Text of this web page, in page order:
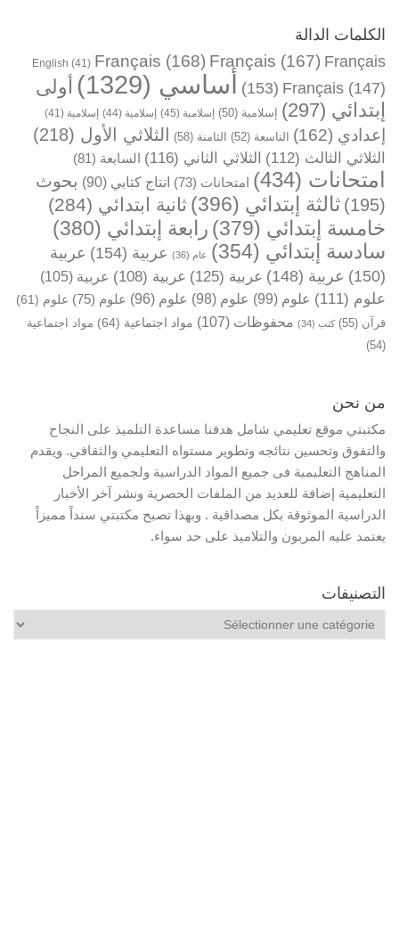
الكلمات الدالة
English (41) Français (168) Français (167) Français
(153) Français (147) أساسي (1329)
أولى
إبتدائي (297) إسلامية (50) إسلامية (45) إسلامية (44) إسلامية (41)
إعدادي (162) التاسعة (52) الثامنة (58) الثلاثي الأول (218)
الثلاثي الثالث (112) الثلاثي الثاني (116) السابعة (81)
امتحانات (434) امتحانات (73) انتاج كتابي (90)
بحوث
(195)
ثالثة إبتدائي (396) ثانية ابتدائي (284)
خامسة إبتدائي (379) رابعة إبتدائي (380)
سادسة إبتدائي (354) عام (36) عربية (154)
عربية
(150)
عربية (148) عربية (125) عربية (108) عربية (105)
علوم (111) علوم (99) علوم (98) علوم (96) علوم (75) علوم (61)
قرآن (55) كتب (34) محفوظات (107) مواد اجتماعية (64)
مواد اجتماعية
(54)
من نحن
مكتبتي موقع تعليمي شامل هدفنا مساعدة التلميذ على النجاح
والتفوق وتحسين نتائجه وتطوير مستواه التعليمي والثقافي. ويقدم
المناهج التعليمية فى جميع المواد الدراسية ولجميع المراحل
التعليمية إضافة للعديد من الملفات الحصرية ونشر آخر الأخبار
الدراسية الموثوقة بكل مصداقية . وبهذا تصبح مكتبتي سنداً مميزاً
يعتمد عليه المربون والتلاميذ على حد سواء.
التصنيفات
التصنيفات